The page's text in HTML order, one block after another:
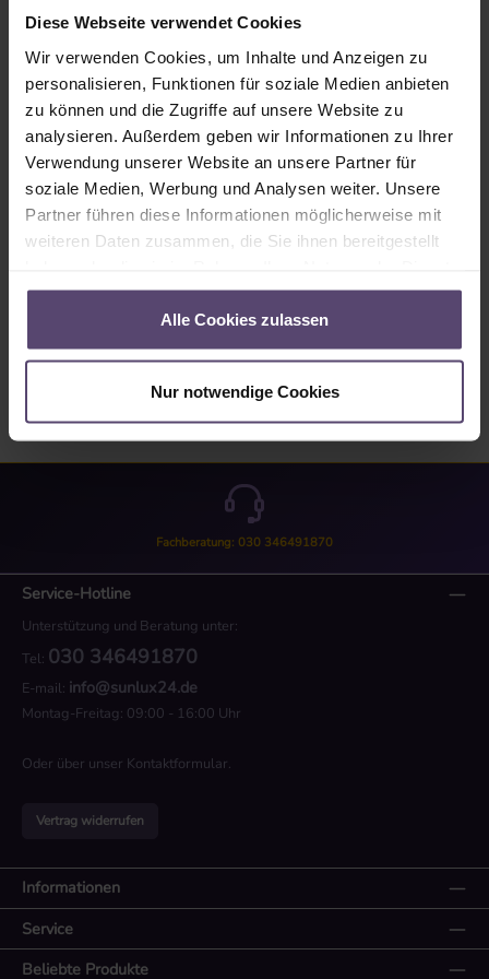
Diese Webseite verwendet Cookies
Wir verwenden Cookies, um Inhalte und Anzeigen zu
personalisieren, Funktionen für soziale Medien anbieten
zu können und die Zugriffe auf unsere Website zu
analysieren. Außerdem geben wir Informationen zu Ihrer
Verwendung unserer Website an unsere Partner für
soziale Medien, Werbung und Analysen weiter. Unsere
Partner führen diese Informationen möglicherweise mit
weiteren Daten zusammen, die Sie ihnen bereitgestellt
gesammelt haben.
Alle Cookies zulassen
Nur notwendige Cookies
Sofort verfügbar, Lieferzeit: 1-3 Tage
Produkt Anzahl: Gib den gewünschten Wert ein oder benutze die Schaltflächen
In den Warenkorb
Produktnummer: 1870369
Beschreibung
Eleganter Funkhandsender für bis zu 5 Gruppen von io-
dem komfor…Mehr
Bewertungen
Fachberatung: 030 346491870
Service-Hotline
Unterstützung und Beratung unter:
Tel: 030 346491870
E-mail: info@sunlux24.de
Montag-Freitag: 09:00 - 16:00 Uhr
Oder über unser Kontaktformular.
Vertrag widerrufen
Informationen
Service
Beliebte Produkte